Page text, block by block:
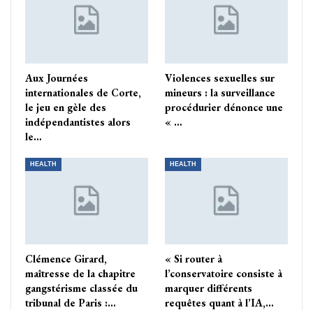
Aux Journées
internationales de Corte,
le jeu en gèle des
indépendantistes alors
le…
Violences sexuelles sur
mineurs : la surveillance
procédurier dénonce une
« …
HEALTH
Clémence Girard,
maîtresse de la chapitre
gangstérisme classée du
tribunal de Paris :…
HEALTH
« Si router à
l’conservatoire consiste à
marquer différents
requêtes quant à l’IA,…